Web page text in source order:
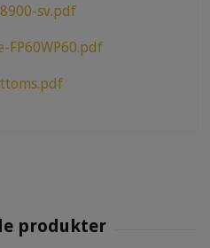
sv.pdf
FP60WP60.pdf